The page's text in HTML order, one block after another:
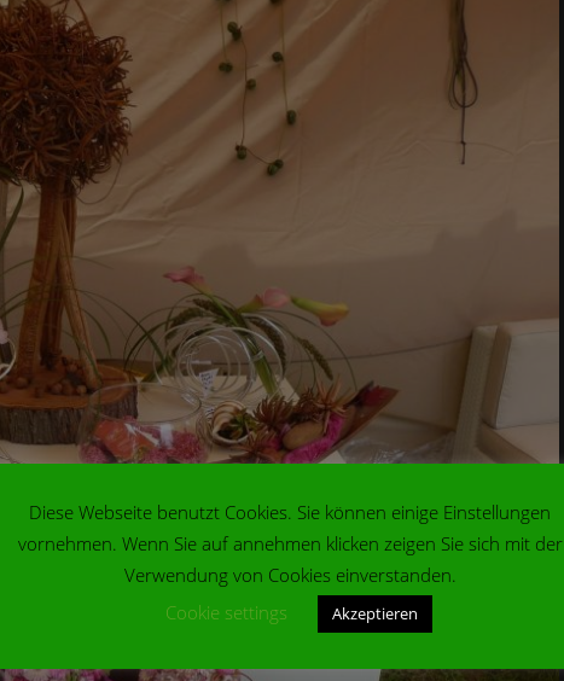
Diese Webseite benutzt Cookies. Sie können einige Einstellungen
vornehmen. Wenn Sie auf annehmen klicken zeigen Sie sich mit der
Verwendung von Cookies einverstanden.
Cookie settings
Akzeptieren